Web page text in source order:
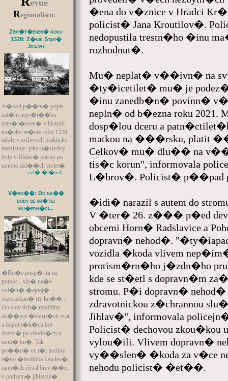
evue
Regionalistu:
Zem�t�esen� roku
1328: Z�nik Star�
Jihlavy
A�koli p��m� popis
zat�m nejv�t��ho
zem�t�esen� v historii
na�eho m�sta roku 1328
nikde v archivech prakticky
neexistuje, jeho n�sledky
byly v Jihlav� patrny po
mnoho dal��ch stolet�.
cel� �l�nek...
V�ro��: Do na��
doby se vr�tili
mu�edn�ci...
�Bo�e posp� mi na
pomoc - sly� na�e
vol�n� �eptaj�
rozpraskan� rty kn��...
Do slov tich� modlitby
sk��pot �elezn�ch vrat
a dupot t�k�ch bot
dozor� po chodb�ch v
rann� tm�. Tak
po��n� ve t�i hodiny
r�no �hodinka Laudes�,
rann�ch chval brevi��e,
v podzem� jihlavsk�
�ena do v�znice v Hradci
policist� Jana Kroutilov�.
nedopustila trestn�ho �inu
rozhodnut�.
Mu� neplat� v��ivn� na
�ty�icetilet� mu� je
�inu zanedb�n� povinn�
nepln� od b�ezna roku
dosp�lou dceru a
matkou na ���rsku, platit
Celkov� mu� dlu�� na
tis�c korun", informovala
L�brov�. Policist�
�idi� narazil s autem do
V �ter� 26. z��� p�ed
obcemi Horn� Radslavice a
dopravn� nehod�.
vozidla �koda vlivem
protism�rn�ho j�zdn�ho
kde se st�etl s dopravn�m
stromu. P�i dopravn�
zdravotnickou z�chrannou
Jihlav�", informovala
Policist� dechovou
vylou�ili. Vlivem dopravn�
vy��slen� �koda za v�ce
nehodu policist� �et��.